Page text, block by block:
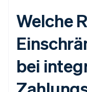
Welche
bei